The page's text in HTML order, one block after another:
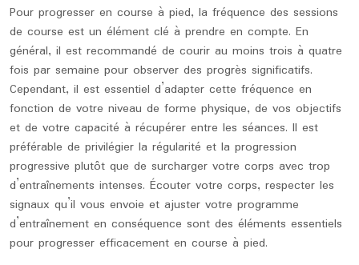
Pour progresser en course à pied, la fréquence des sessions
de course est un élément clé à prendre en compte. En
général, il est recommandé de courir au moins trois à quatre
fois par semaine pour observer des progrès significatifs.
Cependant, il est essentiel d’adapter cette fréquence en
fonction de votre niveau de forme physique, de vos objectifs
et de votre capacité à récupérer entre les séances. Il est
préférable de privilégier la régularité et la progression
progressive plutôt que de surcharger votre corps avec trop
d’entraînements intenses. Écouter votre corps, respecter les
signaux qu’il vous envoie et ajuster votre programme
d’entraînement en conséquence sont des éléments essentiels
pour progresser efficacement en course à pied.